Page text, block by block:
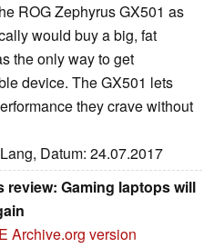
ROG Zephyrus GX501 as
would buy a big, fat
the only way to get
device. The GX501 lets
they crave without
Datum: 24.07.2017
review: Gaming laptops will
Archive.org version